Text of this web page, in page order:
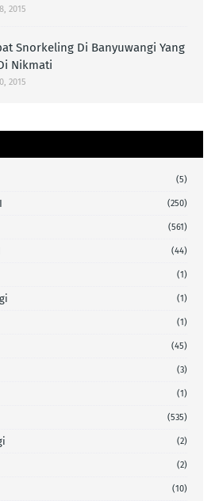
2015
Snorkeling Di Banyuwangi Yang
Nikmati
2015
(5)
(250)
(561)
(44)
(1)
(1)
(1)
(45)
(3)
(1)
(535)
(2)
(2)
(10)